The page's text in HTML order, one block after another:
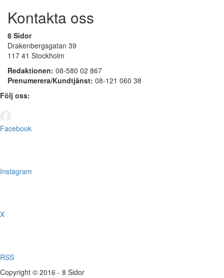
Kontakta oss
8 Sidor
Drakenbergsgatan 39
117 41 Stockholm
Redaktionen: 08-580 02 867
Prenumerera/Kundtjänst: 08-121 060 38
Följ oss:
Facebook
Instagram
X
RSS
Copyright © 2016 - 8 Sidor